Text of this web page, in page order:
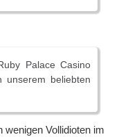
Palace Casino
beliebten
Vollidioten im